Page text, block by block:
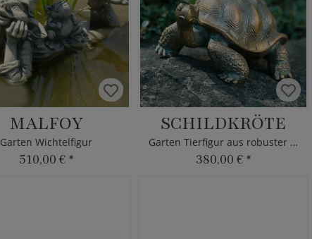
MALFOY
Garten Wichtelfigur
510,00 € *
SCHILDKRÖTE
Garten Tierfigur aus robuster Bronze
380,00 € *